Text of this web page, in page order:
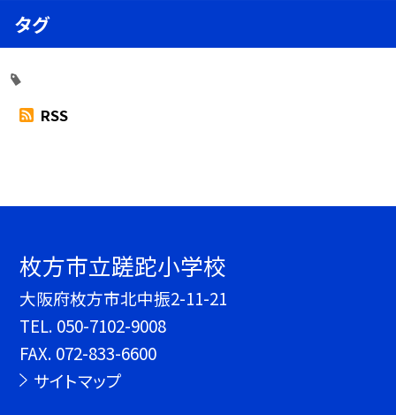
タグ
RSS
枚方市立蹉跎小学校
大阪府枚方市北中振2-11-21
TEL. 050-7102-9008
FAX. 072-833-6600
サイトマップ